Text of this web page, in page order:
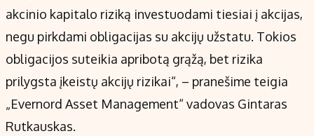
akcinio kapitalo riziką investuodami tiesiai į akcijas,
negu pirkdami obligacijas su akcijų užstatu. Tokios
obligacijos suteikia apribotą grąžą, bet rizika
prilygsta įkeistų akcijų rizikai“, – pranešime teigia
„Evernord Asset Management“ vadovas Gintaras
Rutkauskas.